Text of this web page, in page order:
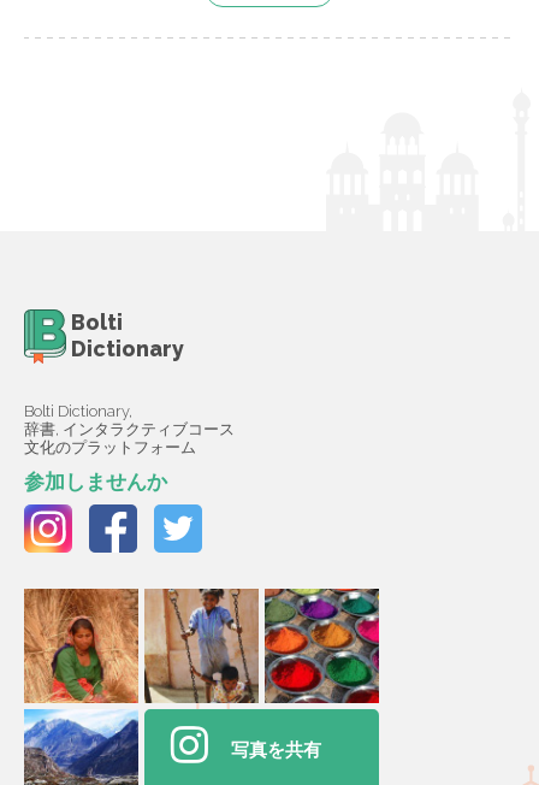
Bolti
Dictionary
Bolti Dictionary,
辞書, インタラクティブコース
文化のプラットフォーム
参加しませんか
写真を共有